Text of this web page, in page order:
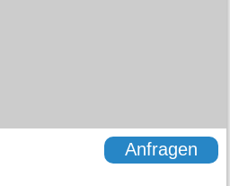
Anfragen